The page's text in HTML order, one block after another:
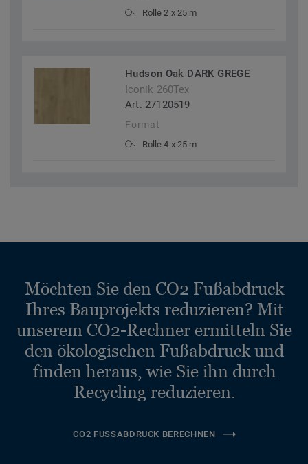
Rolle 2 x 25 m
Hudson Oak DARK GREGE
Iconik 260Tex
Art. 27120519
Format
Rolle 4 x 25 m
Möchten Sie den CO2 Fußabdruck
Ihres Bauprojekts reduzieren? Mit
unserem CO2-Rechner ermitteln Sie
den ökologischen Fußabdruck und
finden heraus, wie Sie ihn durch
Recycling reduzieren.
CO2 FUSSABDRUCK BERECHNEN